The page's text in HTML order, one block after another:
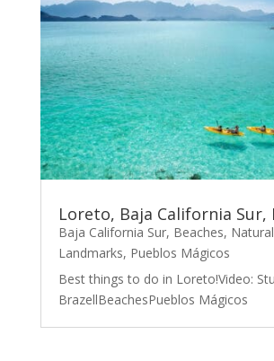
Loreto, Baja California Sur,
Baja California Sur, Beaches, Natural
Landmarks, Pueblos Mágicos
Best things to do in Loreto!Video:
BrazellBeachesPueblos Mágicos